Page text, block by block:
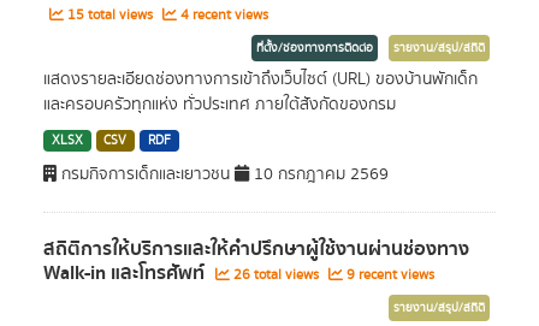
15 total views 4 recent views
ที่ตั้ง/ช่องทางการติดต่อ รายงาน/สรุป/สถิติ
แสดงรายละเอียดช่องทางการเข้าถึงเว็บไซต์ (URL) ของบ้านพักเด็ก
และครอบครัวทุกแห่ง ทั่วประเทศ ภายใต้สังกัดของกรม
XLSX CSV RDF
กรมกิจการเด็กและเยาวชน 10 กรกฎาคม 2569
สถิติการให้บริการและให้คำปรึกษาผู้ใช้งานผ่านช่องทาง
Walk-in และโทรศัพท์ 26 total views 9 recent views
รายงาน/สรุป/สถิติ